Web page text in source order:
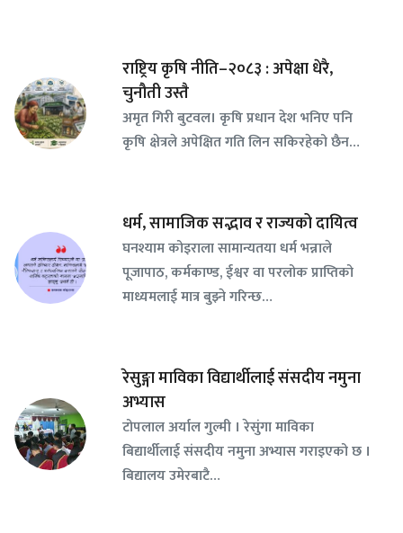
राष्ट्रिय कृषि नीति–२०८३ : अपेक्षा धेरै,
चुनौती उस्तै
अमृत गिरी बुटवल। कृषि प्रधान देश भनिए पनि
कृषि क्षेत्रले अपेक्षित गति लिन सकिरहेको छैन…
धर्म, सामाजिक सद्भाव र राज्यको दायित्व
घनश्याम कोइराला सामान्यतया धर्म भन्नाले
पूजापाठ, कर्मकाण्ड, ईश्वर वा परलोक प्राप्तिको
माध्यमलाई मात्र बुझ्ने गरिन्छ…
रेसुङ्गा माविका विद्यार्थीलाई संसदीय नमुना
अभ्यास
टोपलाल अर्याल गुल्मी । रेसुंगा माविका
बिद्यार्थीलाई संसदीय नमुना अभ्यास गराइएको छ ।
बिद्यालय उमेरबाटै…